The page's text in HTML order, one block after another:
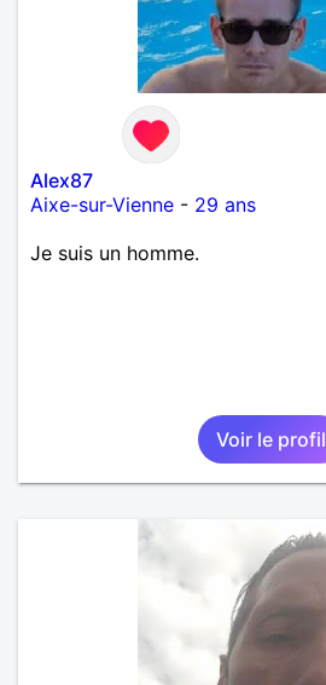
Alex87
Aixe-sur-Vienne - 29 ans
Je suis un homme.
Voir le profil